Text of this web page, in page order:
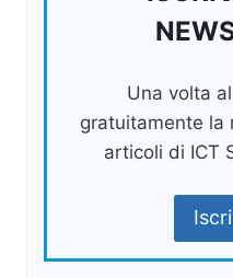
Una volta
gratuitamente la
articoli di ICT